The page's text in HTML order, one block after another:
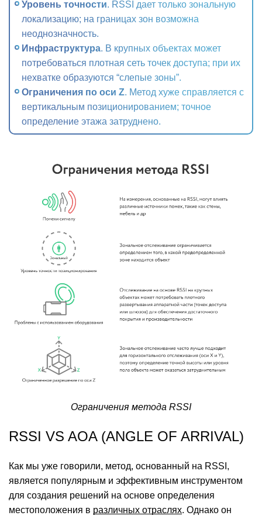
Уровень точности. RSSI дает только зональную
локализацию; на границах зон возможна
неоднозначность.
Инфраструктура. В крупных объектах может
потребоваться плотная сеть точек доступа; при их
нехватке образуются “слепые зоны”.
Ограничения по оси Z. Метод хуже справляется с
вертикальным позиционированием; точное
определение этажа затруднено.
Ограничения метода RSSI
RSSI VS AOA (ANGLE OF ARRIVAL)
Как мы уже говорили, метод, основанный на RSSI,
является популярным и эффективным инструментом
для создания решений на основе определения
местоположения в различных отраслях. Однако он